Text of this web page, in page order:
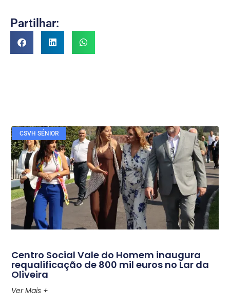
Partilhar:
Veja também....
CSVH SÉNIOR
Centro Social Vale do Homem inaugura
requalificação de 800 mil euros no Lar da
Oliveira
Ver Mais +